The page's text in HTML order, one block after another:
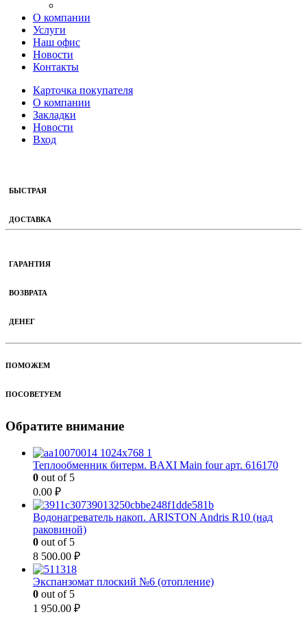
О компании
Услуги
Наш офис
Новости
Контакты
Карточка покупателя
О компании
Закладки
Новости
Вход
БЫСТРАЯ
ДОСТАВКА
ГАРАНТИЯ
ВОЗВРАТА
ДЕНЕГ
ПОМОЖЕМ
ПОСОВЕТУЕМ
Обратите внимание
Теплообменник битерм. BAXI Main four арт. 616170
0 out of 5
0.00 ₽
Водонагреватель накоп. ARISTON Andris R10 (над
раковиной)
0 out of 5
8 500.00 ₽
Экспанзомат плоский №6 (отопление)
0 out of 5
1 950.00 ₽